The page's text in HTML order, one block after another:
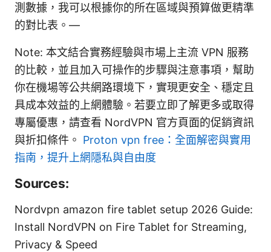
測數據，我可以根據你的所在區域與預算做更精準
的對比表。—
Note: 本文結合實務經驗與市場上主流 VPN 服務
的比較，並且加入可操作的步驟與注意事項，幫助
你在機場等公共網路環境下，實現更安全、穩定且
具成本效益的上網體驗。若要立即了解更多或取得
專屬優惠，請查看 NordVPN 官方頁面的促銷資訊
與折扣條件。 Proton vpn free：全面解密與實用
指南，提升上網隱私與自由度
Sources:
Nordvpn amazon fire tablet setup 2026 Guide:
Install NordVPN on Fire Tablet for Streaming,
Privacy & Speed